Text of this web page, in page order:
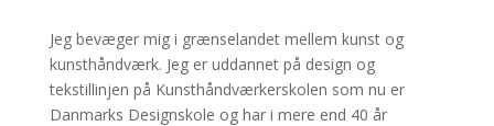
Jeg bevæger mig i grænselandet mellem kunst og
kunsthåndværk. Jeg er uddannet på design og
tekstillinjen på Kunsthåndværkerskolen som nu er
Danmarks Designskole og har i mere end 40 år